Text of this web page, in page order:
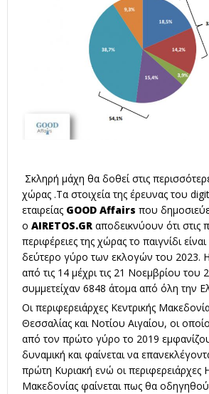
Σκληρή μάχη θα δοθεί στις
χώρας .Τα στοιχεία της έρευνας του
εταιρείας GOOD Affairs που
ο AIRETOS.GR αποδεικνύουν ότι στις
περιφέρειες της χώρας το παιγνίδι
δεύτερο γύρο των εκλογών του 2023.
από τις 14 μέχρι τις 21 Νοεμβρίου του
συμμετείχαν 6848 άτομα από όλη την
Οι περιφερειάρχες Κεντρικής
Θεσσαλίας και Νοτίου Αιγαίου, οι
από τον πρώτο γύρο το 2019
δυναμική και φαίνεται να
πρώτη Κυριακή ενώ οι περιφερειάρχες
Μακεδονίας φαίνεται πως θα